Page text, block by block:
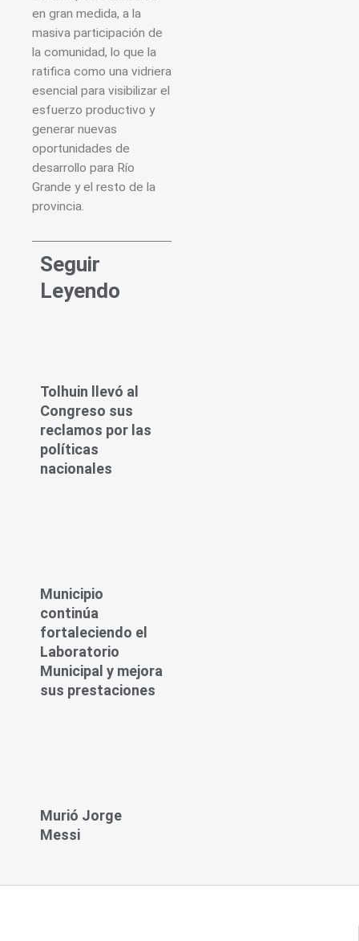
en gran medida, a la
masiva participación de
la comunidad, lo que la
ratifica como una vidriera
esencial para visibilizar el
esfuerzo productivo y
generar nuevas
oportunidades de
desarrollo para Río
Grande y el resto de la
provincia.
Seguir
Leyendo
Tolhuin llevó al
Congreso sus
reclamos por las
políticas
nacionales
Municipio
continúa
fortaleciendo el
Laboratorio
Municipal y mejora
sus prestaciones
Murió Jorge
Messi